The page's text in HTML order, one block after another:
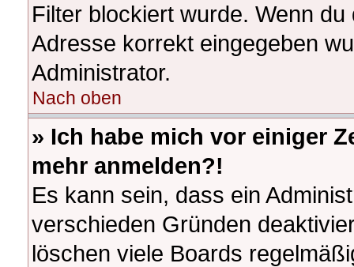
Filter blockiert wurde. Wenn
Adresse korrekt eingegeben
Administrator.
Nach oben
» Ich habe mich vor einiger
mehr anmelden?!
Es kann sein, dass ein
verschieden Gründen
löschen viele Boards